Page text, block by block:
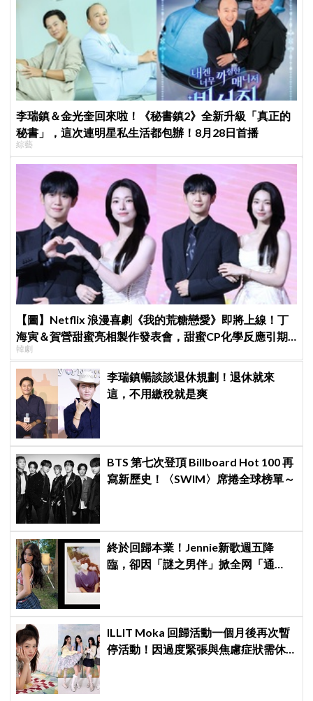
李瑞鎮＆金光奎回來啦！《秘書鎮2》全新升級「真正的
秘書」，這次連明星私生活都包辦！8月28日首播
綜藝
【圖】Netflix 浪漫喜劇《我的荒糖戀愛》即將上線！丁
海寅＆賀營甜蜜亮相製作發表會，甜蜜CP化學反應引期
待
韓劇
李瑞鎮暢談談退休規劃！退休就來
這，不用繳稅就是爽
BTS 第七次登頂 Billboard Hot 100 再
寫新歷史！〈SWIM〉席捲全球榜單～
終於回歸本業！Jennie新歌週五降
臨，卻因「謎之男伴」掀全网「通
ILLIT Moka 回歸活動一個月後再次暫
停活動！因過度緊張與焦慮症狀需休